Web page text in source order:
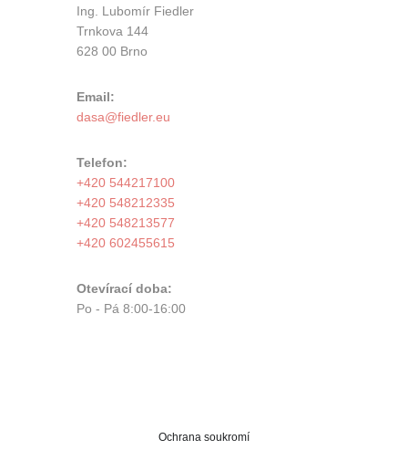
Ing. Lubomír Fiedler
Trnkova 144
628 00 Brno
Email:
Telefon:
+420 544217100
+420 548212335
+420 548213577
+420 602455615
Otevírací doba:
Po - Pá 8:00-16:00
Ochrana soukromí